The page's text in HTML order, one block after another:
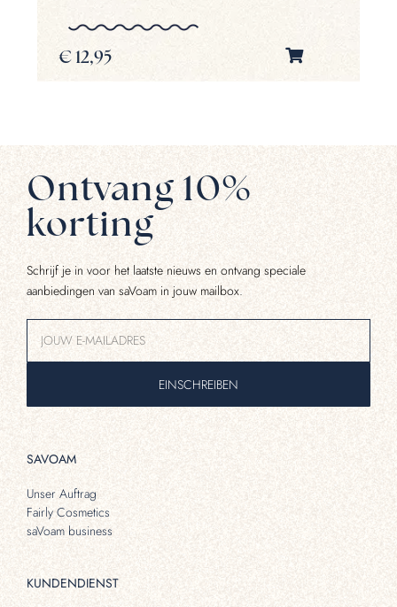
€12,95
Ontvang 10%
korting
Schrijf je in voor het laatste nieuws en ontvang speciale
aanbiedingen van saVoam in jouw mailbox.
EINSCHREIBEN
SAVOAM
Unser Auftrag
Fairly Cosmetics
saVoam business
KUNDENDIENST